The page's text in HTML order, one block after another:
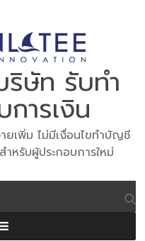
ริษัท รับทำ
ารเงิน
ยเพิ่ม ไม่มีเงื่อนไขทำบัญชี
หรับผู้ประกอบการใหม่